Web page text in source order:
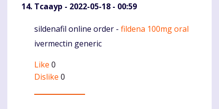
Tcaayp - 2022-05-18 - 00:59
Komentaras
sildenafil online order - fildena 100mg oral
ivermectin generic
Like 0
Dislike 0